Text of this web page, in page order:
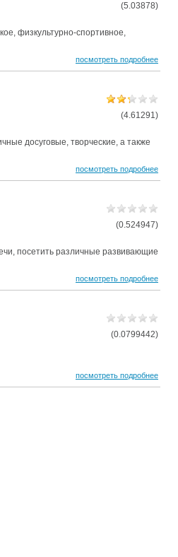
(5.03878)
физкультурно-спортивное,
посмотреть подробнее
(4.61291)
досуговые, творческие, а также
посмотреть подробнее
(0.524947)
посетить различные развивающие
посмотреть подробнее
(0.0799442)
посмотреть подробнее